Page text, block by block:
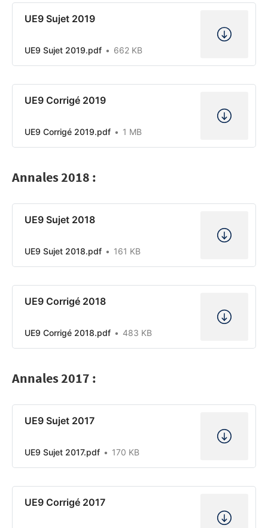
UE9 Sujet 2019
UE9 Sujet 2019.pdf 662 KB
UE9 Corrigé 2019
UE9 Corrigé 2019.pdf 1 MB
Annales 2018 :
UE9 Sujet 2018
UE9 Sujet 2018.pdf 161 KB
UE9 Corrigé 2018
UE9 Corrigé 2018.pdf 483 KB
Annales 2017 :
UE9 Sujet 2017
UE9 Sujet 2017.pdf 170 KB
UE9 Corrigé 2017